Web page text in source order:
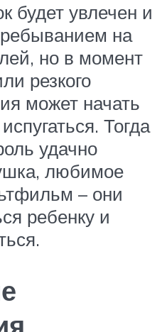
будет увлечен и
на
но в момент
резкого
может начать
Тогда
удачно
любимое
– они
ребенку и